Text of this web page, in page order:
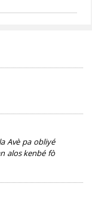
Avè pa obliyé
alos kenbé fò